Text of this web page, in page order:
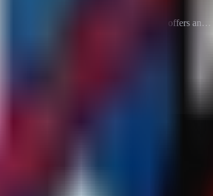
settings with lower network distance offers an…